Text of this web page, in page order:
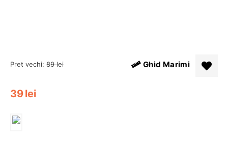
Pret vechi: 89 lei
39lei
Ghid Marimi